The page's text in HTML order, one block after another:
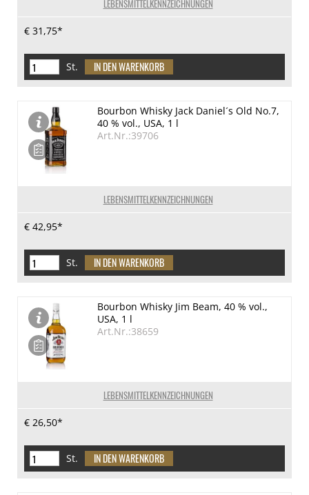
LEBENSMITTELKENNZEICHNUNGEN
€ 31,75*
St.
LEBENSMITTELKENNZEICHNUNGEN
Bourbon Whisky Jack Daniel´s Old No.7,
40 % vol., USA, 1 l
Art.Nr.:39706
€ 42,95*
St.
LEBENSMITTELKENNZEICHNUNGEN
Bourbon Whisky Jim Beam, 40 % vol.,
USA, 1 l
Art.Nr.:38659
€ 26,50*
St.